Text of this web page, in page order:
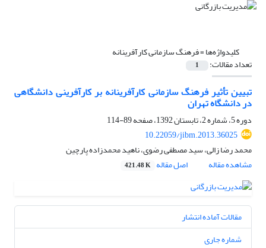
کلیدواژه‌ها =فرهنگ سازمانی کارآفرینانه
تعداد مقالات: 1
تبیین تأثیر فرهنگ سازمانی کارآفرینانه بر کارآفرینی دانشگاهی
در دانشگاه تهران
دوره 5، شماره 2، تابستان 1392، صفحه
89-114
10.22059/jibm.2013.36025
محمد رضا زالی، سید مصطفی رضوی، ناهید محمدزاده پارچین
مشاهده مقاله
اصل مقاله 421.48 K
مقالات آماده انتشار
شماره جاری